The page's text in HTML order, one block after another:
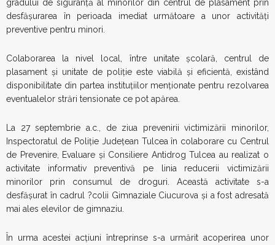
gradului de siguranță al minorilor din centrul de plasament prin
desfășurarea în perioada imediat următoare a unor activități
preventive pentru minori.
Colaborarea la nivel local, între unitate școlară, centrul de
plasament și unitate de poliție este viabilă și eficientă, existând
disponibilitate din partea instituțiilor menționate pentru rezolvarea
eventualelor strări tensionate ce pot apărea.
La 27 septembrie a.c., de ziua prevenirii victimizării minorilor,
Inspectoratul de Poliție Județean Tulcea în colaborare cu Centrul
de Prevenire, Evaluare și Consiliere Antidrog Tulcea au realizat o
activitate informativ preventivă pe linia reducerii victimizării
minorilor prin consumul de droguri. Această activitate s-a
desfășurat în cadrul ?colii Gimnaziale Ciucurova și a fost adresată
mai ales elevilor de gimnaziu.
În urma acestei acțiuni întreprinse s-a urmărit acoperirea unor